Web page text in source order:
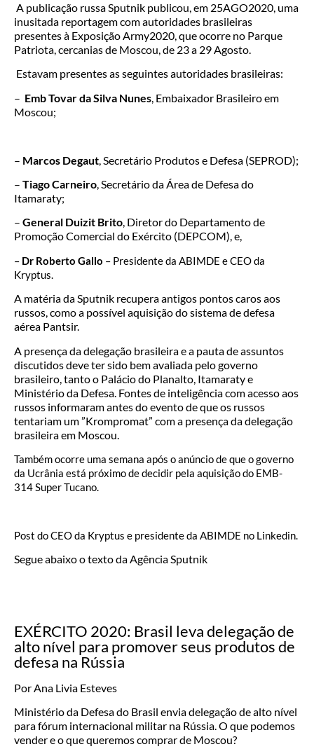
A publicação russa Sputnik publicou, em 25AGO2020, uma
inusitada reportagem com autoridades brasileiras
presentes à Exposição Army2020, que ocorre no Parque
Patriota, cercanias de Moscou, de 23 a 29 Agosto.
Estavam presentes as seguintes autoridades brasileiras:
– Emb Tovar da Silva Nunes, Embaixador Brasileiro em
Moscou;
– Marcos Degaut , Secretário Produtos e Defesa (SEPROD);
– Tiago Carneiro, Secretário da Área de Defesa do
Itamaraty;
– General Duizit Brito, Diretor do Departamento de
Promoção Comercial do Exército (DEPCOM), e,
– Dr Roberto Gallo – Presidente da ABIMDE e CEO da
Kryptus.
A matéria da Sputnik recupera antigos pontos caros aos
russos, como a possível aquisição do sistema de defesa
aérea Pantsir.
A presença da delegação brasileira e a pauta de assuntos
discutidos deve ter sido bem avaliada pelo governo
brasileiro, tanto o Palácio do Planalto, Itamaraty e
Ministério da Defesa. Fontes de inteligência com acesso aos
russos informaram antes do evento de que os russos
tentariam um ”Krompromat” com a presença da delegação
brasileira em Moscou.
Também ocorre uma semana após o anúncio de que o governo
da Ucrânia está próximo de decidir pela aquisição do EMB-
314 Super Tucano.
Post do CEO da Kryptus e presidente da ABIMDE no Linkedin.
Segue abaixo o texto da Agência Sputnik
EXÉRCITO 2020: Brasil leva delegação de
alto nível para promover seus produtos de
defesa na Rússia
Por Ana Livia Esteves
Ministério da Defesa do Brasil envia delegação de alto nível
para fórum internacional militar na Rússia. O que podemos
vender e o que queremos comprar de Moscou?